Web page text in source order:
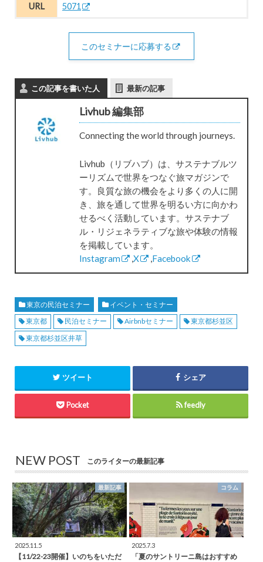
URL
5071
このセミナーに応募する
この記事を書いた人 最新の記事
Livhub 編集部
Connecting the world through journeys.
Livhub（リブハブ）は、サステナブルツ
ーリズムで世界をつなぐ旅マガジンで
す。良質な旅の機会をより多くの人に開
き、旅を通して世界を明るい方に向かわ
せるべく活動しています。サステナブ
ル・リジェネラティブな旅や体験の情報
を掲載しています。
Instagram
X Facebook
東京の民泊セミナー
イベント・セミナー
東京都
民泊セミナー Airbnbセミナー
東京都杉並区
東京都杉並区井草
ツイート シェア
Pocket feedly
NEW POST このライターの最新記事
最新記事
2025.11.5
【11/22-23開催】いのちをいただ
コラム
2025.7.3
「夏のサントリーニ島はおすすめ